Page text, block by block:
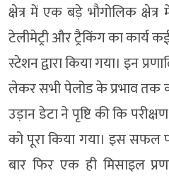
क्षेत्र में एक बड़े भौगोलिक क्षेत्र
टेलीमेट्री और ट्रैकिंग का कार्य
स्टेशन द्वारा किया गया। इन
लेकर सभी पेलोड के प्रभाव तक
उड़ान डेटा ने पृष्टि की कि
को पूरा किया गया। इस सफल
बार फिर एक ही मिसाइल